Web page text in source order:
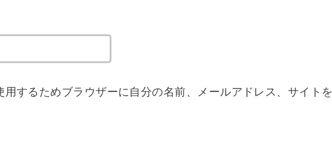
するためブラウザーに自分の名前、メールアドレス、サイトを